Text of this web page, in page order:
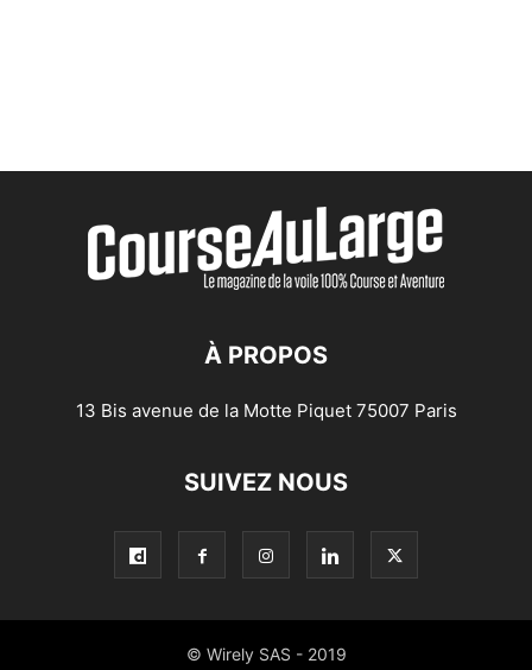
À PROPOS
13 Bis avenue de la Motte Piquet 75007 Paris
SUIVEZ NOUS
© Wirely SAS - 2019